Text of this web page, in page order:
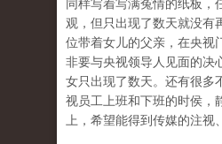
同样写着写满冤情的纸板，
观，但只出现了数天就没有
位带着女儿的父亲，在央视
非要与央视领导人见面的决
女只出现了数天。还有很多
视员工上班和下班的时侯，
上，希望能得到传媒的注视